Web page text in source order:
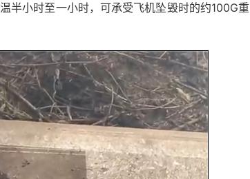
半小时至一小时，可承受飞机坠毁时的约100G重